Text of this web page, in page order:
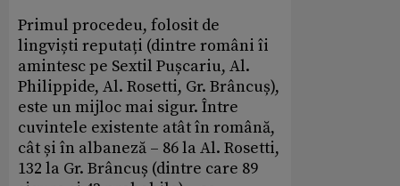
Primul procedeu, folosit de
lingviști reputați (dintre români îi
amintesc pe Sextil Pușcariu, Al.
Philippide, Al. Rosetti, Gr. Brâncuș),
este un mijloc mai sigur. Între
cuvintele existente atât în română,
cât și în albaneză – 86 la Al. Rosetti,
132 la Gr. Brâncuș (dintre care 89